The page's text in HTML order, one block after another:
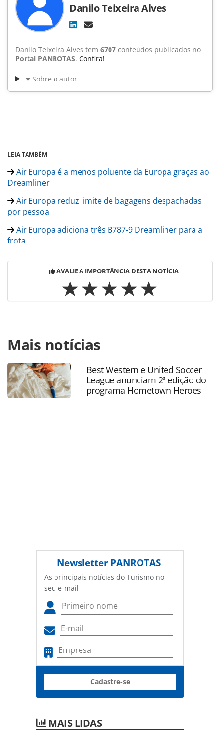
Danilo Teixeira Alves
Danilo Teixeira Alves tem 6707 conteúdos publicados no
Portal PANROTAS. Confira!
Sobre o autor
LEIA TAMBÉM
Air Europa é a menos poluente da Europa graças ao
Dreamliner
Air Europa reduz limite de bagagens despachadas
por pessoa
Air Europa adiciona três B787-9 Dreamliner para a
frota
AVALIE A IMPORTÂNCIA DESTA NOTÍCIA
https://www.panrotas.com.br/aviacao/novas-
rotas/2018/12/air-europa-anuncia-voos-de-madri-para-
asturias-e-sevilha_161244.html ou as ferramentas
oferecidas na página. Todo o conteúdo produzido pela
PANROTAS Editora é protegido pela legislação brasileira
sobre direito autoral. Não reproduza o conteúdo sem
Mais notícias
Best Western e United Soccer
League anunciam 2ª edição do
programa Hometown Heroes
Newsletter PANROTAS
As principais notícias do Turismo no
seu e-mail
Cadastre-se
MAIS LIDAS